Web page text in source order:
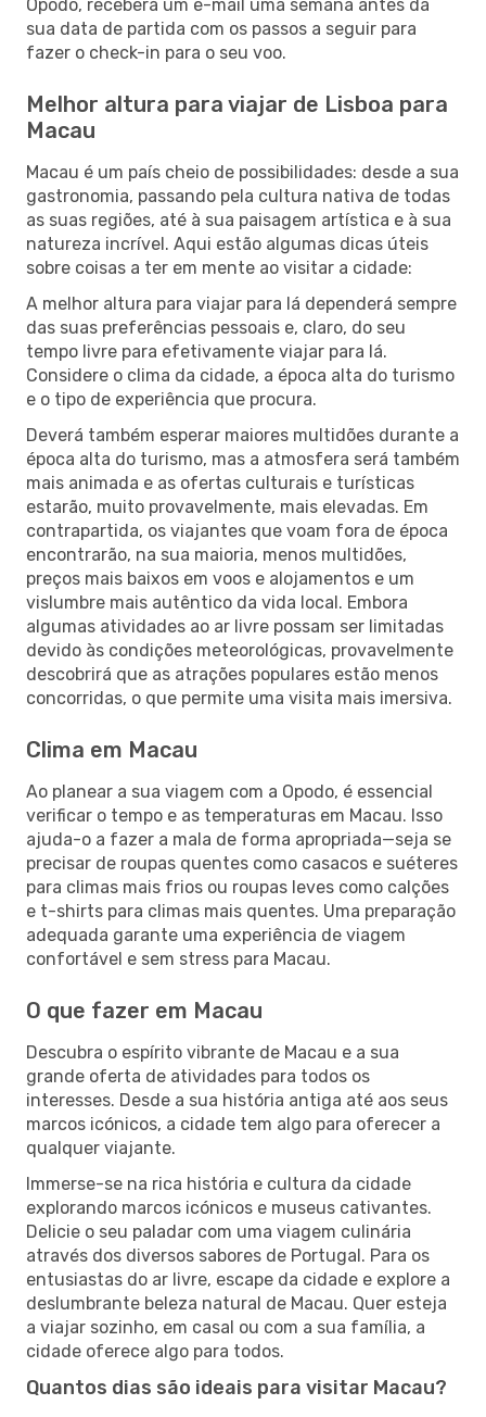
Opodo, receberá um e-mail uma semana antes da
sua data de partida com os passos a seguir para
fazer o check-in para o seu voo.
Melhor altura para viajar de Lisboa para
Macau
Macau é um país cheio de possibilidades: desde a sua
gastronomia, passando pela cultura nativa de todas
as suas regiões, até à sua paisagem artística e à sua
natureza incrível. Aqui estão algumas dicas úteis
sobre coisas a ter em mente ao visitar a cidade:
A melhor altura para viajar para lá dependerá sempre
das suas preferências pessoais e, claro, do seu
tempo livre para efetivamente viajar para lá.
Considere o clima da cidade, a época alta do turismo
e o tipo de experiência que procura.
Deverá também esperar maiores multidões durante a
época alta do turismo, mas a atmosfera será também
mais animada e as ofertas culturais e turísticas
estarão, muito provavelmente, mais elevadas. Em
contrapartida, os viajantes que voam fora de época
encontrarão, na sua maioria, menos multidões,
preços mais baixos em voos e alojamentos e um
vislumbre mais autêntico da vida local. Embora
algumas atividades ao ar livre possam ser limitadas
devido às condições meteorológicas, provavelmente
descobrirá que as atrações populares estão menos
concorridas, o que permite uma visita mais imersiva.
Clima em Macau
Ao planear a sua viagem com a Opodo, é essencial
verificar o tempo e as temperaturas em Macau. Isso
ajuda-o a fazer a mala de forma apropriada—seja se
precisar de roupas quentes como casacos e suéteres
para climas mais frios ou roupas leves como calções
e t-shirts para climas mais quentes. Uma preparação
adequada garante uma experiência de viagem
confortável e sem stress para Macau.
O que fazer em Macau
Descubra o espírito vibrante de Macau e a sua
grande oferta de atividades para todos os
interesses. Desde a sua história antiga até aos seus
marcos icónicos, a cidade tem algo para oferecer a
qualquer viajante.
Immerse-se na rica história e cultura da cidade
explorando marcos icónicos e museus cativantes.
Delicie o seu paladar com uma viagem culinária
através dos diversos sabores de Portugal. Para os
entusiastas do ar livre, escape da cidade e explore a
deslumbrante beleza natural de Macau. Quer esteja
a viajar sozinho, em casal ou com a sua família, a
cidade oferece algo para todos.
Quantos dias são ideais para visitar Macau?